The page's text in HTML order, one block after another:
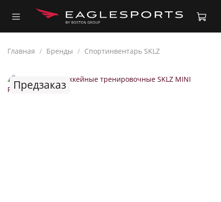
Главная Бренды Спортинвентарь SKLZ
Предзаказ